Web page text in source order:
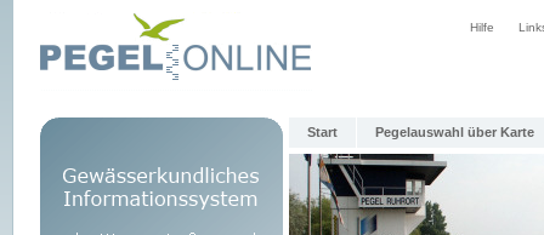
Hilfe
Start Pegelauswahl über Karte